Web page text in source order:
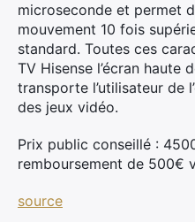
microseconde et permet
mouvement 10 fois
standard. Toutes ces
TV Hisense l’écran haute
transporte l’utilisateur de
des jeux vidéo.
Prix public conseillé :
remboursement de 500€
source